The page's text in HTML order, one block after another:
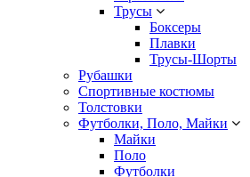
Трусы
Боксеры
Плавки
Трусы-Шорты
Рубашки
Спортивные костюмы
Толстовки
Футболки, Поло, Майки
Майки
Поло
Футболки